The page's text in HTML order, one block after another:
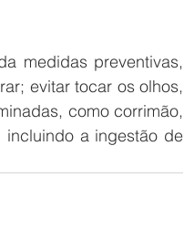
medidas preventivas,
evitar tocar os olhos,
como corrimão,
incluindo a ingestão de